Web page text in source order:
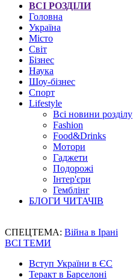
ВСІ РОЗДІЛИ
Головна
Україна
Місто
Світ
Бізнес
Наука
Шоу-бізнес
Спорт
Lifestyle
Всі новини розділу
Fashion
Food&Drinks
Мотори
Гаджети
Подорожі
Інтер'єри
Гемблінг
БЛОГИ ЧИТАЧІВ
СПЕЦТЕМА: Війна в Ірані
ВСІ ТЕМИ
Вступ України в ЄС
Теракт в Барселоні